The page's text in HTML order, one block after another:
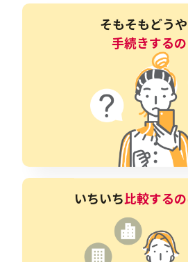
そもそもどう
手続きするの
いちいち比較する